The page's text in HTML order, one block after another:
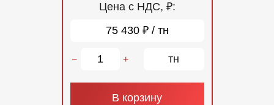
Цена с НДС, ₽:
75 430 ₽ / тн
− + тн
В корзину